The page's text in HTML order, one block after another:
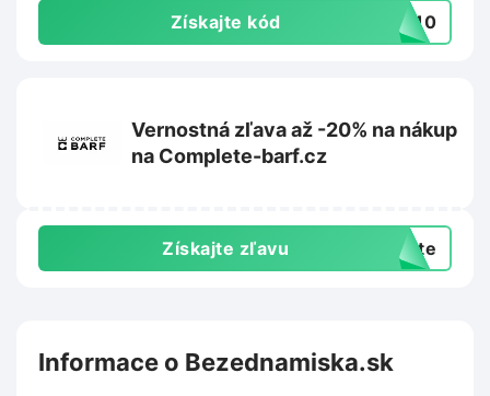
Získajte kód NY10
Vernostná zľava až -20% na nákup
na Complete-barf.cz
Získajte zľavu exte
Informace o Bezednamiska.sk